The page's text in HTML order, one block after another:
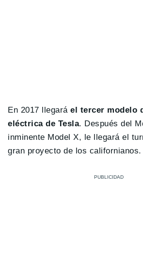
En 2017 llegaráel tercer modelo
eléctrica de Tesla. Después del
inminente Model X, le llegará el
gran proyecto de los californianos.